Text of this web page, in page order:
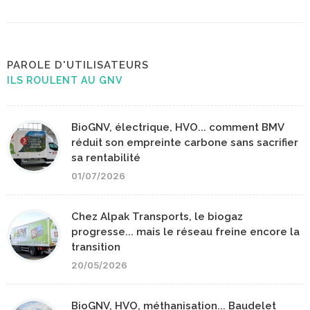
PAROLE D'UTILISATEURS
ILS ROULENT AU GNV
BioGNV, électrique, HVO... comment BMV
réduit son empreinte carbone sans sacrifier
sa rentabilité
01/07/2026
Chez Alpak Transports, le biogaz
progresse... mais le réseau freine encore la
transition
20/05/2026
BioGNV, HVO, méthanisation... Baudelet